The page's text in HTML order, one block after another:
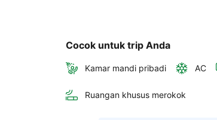
Cocok untuk trip Anda
Kamar mandi pribadi AC
Ruangan khusus merokok